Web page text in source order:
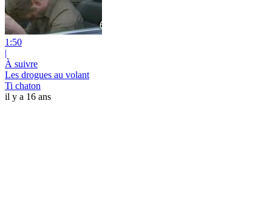
1:50
|
À suivre
Les drogues au volant
Ti chaton
il y a 16 ans